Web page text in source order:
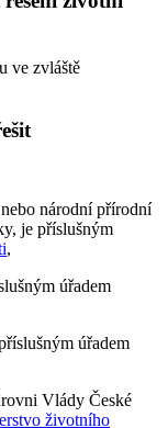
ve zvláště
národní přírodní
je příslušným
,
úřadem
úřadem
Vlády České
životního